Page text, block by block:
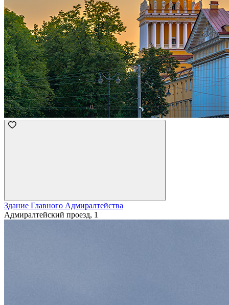
Здание Главного Адмиралтейства
Адмиралтейский проезд, 1